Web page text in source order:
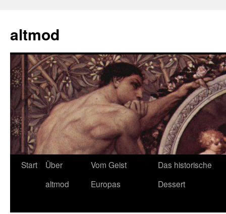
springen
altmod
Start
Über
altmod
Vom Geist
Europas
Das historische
Dessert